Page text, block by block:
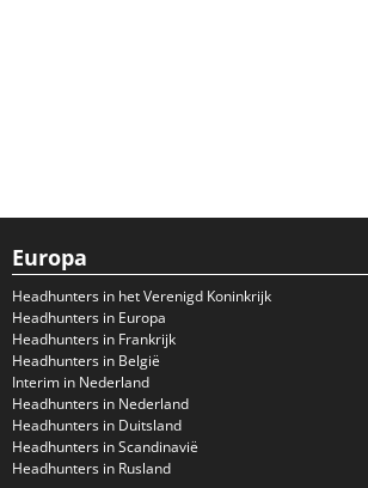
Europa
Headhunters in het Verenigd Koninkrijk
Headhunters in Europa
Headhunters in Frankrijk
Headhunters in België
Interim in Nederland
Headhunters in Nederland
Headhunters in Duitsland
Headhunters in Scandinavië
Headhunters in Rusland